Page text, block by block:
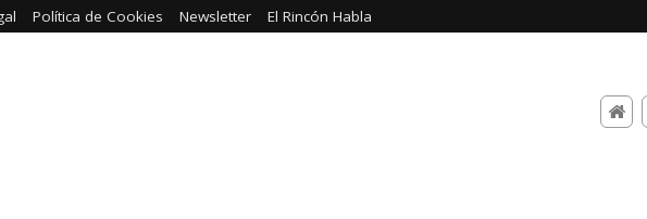
Política de Cookies Newsletter El Rincón Habla